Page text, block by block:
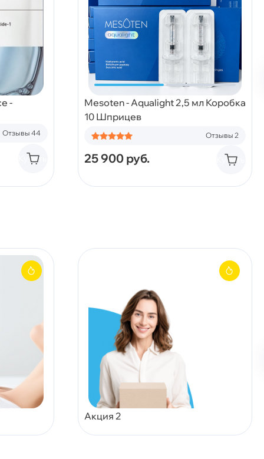
-
Отзывы 44
Купить
Mesoten - Aqualight 2,5 мл Коробка
10 Шприцев
Отзывы 2
25 900 руб. Купить
Акция 2